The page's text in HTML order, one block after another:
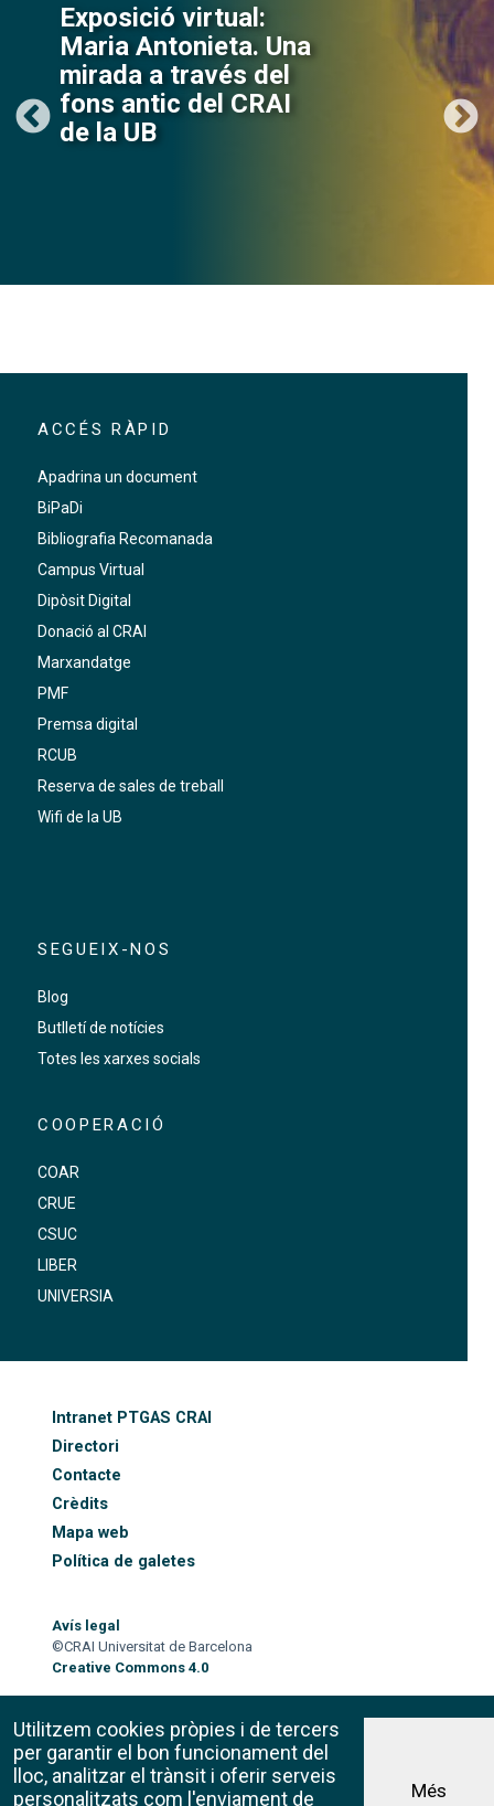
Exposició virtual:
Maria Antonieta. Una
mirada a través del
fons antic del CRAI
de la UB
https://crai.ub.edu/exposicio-virtual/crai-
biblioteca-fons-antic/exposicio-virtual-
maria-antonieta
ACCÉS RÀPID
Apadrina un document
BiPaDi
Bibliografia Recomanada
Campus Virtual
Dipòsit Digital
Donació al CRAI
Marxandatge
PMF
Premsa digital
RCUB
Reserva de sales de treball
Wifi de la UB
SEGUEIX-NOS
Blog
Butlletí de notícies
Totes les xarxes socials
COOPERACIÓ
COAR
CRUE
CSUC
LIBER
UNIVERSIA
Intranet PTGAS CRAI
Directori
Contacte
Crèdits
Mapa web
Política de galetes
Avís legal
©CRAI Universitat de Barcelona
Creative Commons 4.0
Utilitzem cookies pròpies i de tercers
per garantir el bon funcionament del
lloc, analitzar el trànsit i oferir serveis
personalitzats com l'enviament de
Més